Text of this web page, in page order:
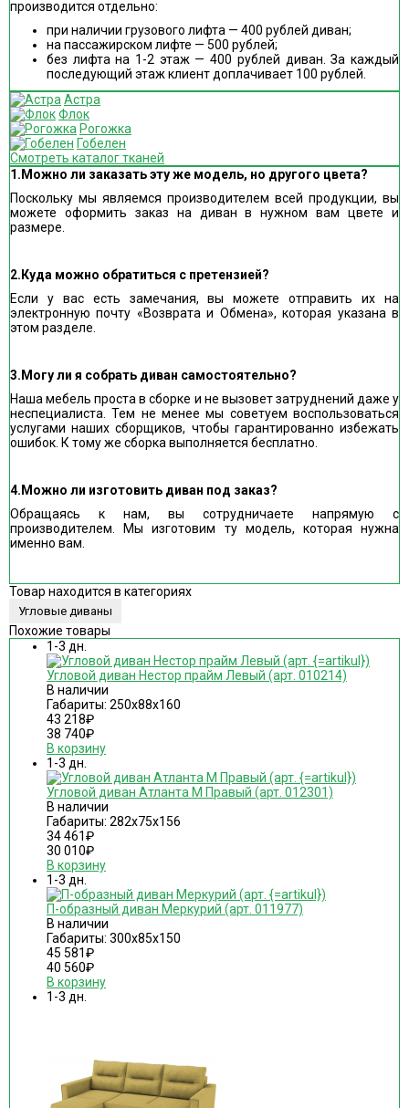
производится отдельно:
при наличии грузового лифта — 400 рублей диван;
на пассажирском лифте — 500 рублей;
без лифта на 1-2 этаж — 400 рублей диван. За каждый
последующий этаж клиент доплачивает 100 рублей.
Астра
Флок
Рогожка
Гобелен
Смотреть каталог тканей
1.Можно ли заказать эту же модель, но другого цвета?
Поскольку мы являемся производителем всей продукции, вы
можете оформить заказ на диван в нужном вам цвете и
размере.
2.Куда можно обратиться с претензией?
Если у вас есть замечания, вы можете отправить их на
электронную почту «Возврата и Обмена», которая указана в
этом разделе.
3.Могу ли я собрать диван самостоятельно?
Наша мебель проста в сборке и не вызовет затруднений даже у
неспециалиста. Тем не менее мы советуем воспользоваться
услугами наших сборщиков, чтобы гарантированно избежать
ошибок. К тому же сборка выполняется бесплатно.
4.Можно ли изготовить диван под заказ?
Обращаясь к нам, вы сотрудничаете напрямую с
производителем. Мы изготовим ту модель, которая нужна
именно вам.
Товар находится в категориях
Угловые диваны
Похожие товары
1-3 дн.
Угловой диван Нестор прайм Левый (арт. 010214)
В наличии
Габариты: 250х88х160
43 218₽
38 740₽
В корзину
1-3 дн.
Угловой диван Атланта М Правый (арт. 012301)
В наличии
Габариты: 282х75х156
34 461₽
30 010₽
В корзину
1-3 дн.
П-образный диван Меркурий (арт. 011977)
В наличии
Габариты: 300х85х150
45 581₽
40 560₽
В корзину
1-3 дн.